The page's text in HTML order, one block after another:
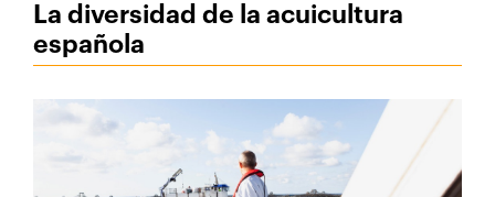
La diversidad de la acuicultura
española